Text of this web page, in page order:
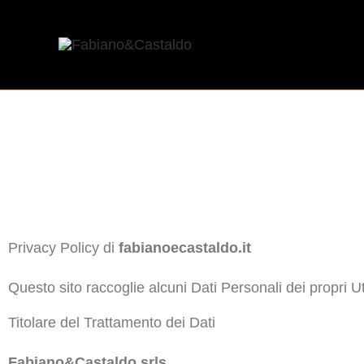
Privacy Policy di fabianoecastaldo.it
Questo sito raccoglie alcuni Dati Personali dei propri
Titolare del Trattamento dei Dati